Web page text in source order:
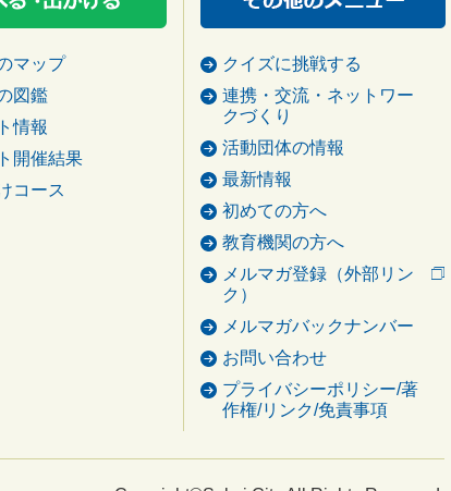
マップ
図鑑
情報
開催結果
コース
クイズに挑戦する
連携・交流・ネットワー
クづくり
活動団体の情報
最新情報
初めての方へ
教育機関の方へ
メルマガ登録（外部リン
ク）
メルマガバックナンバー
お問い合わせ
プライバシーポリシー/著
作権/リンク/免責事項